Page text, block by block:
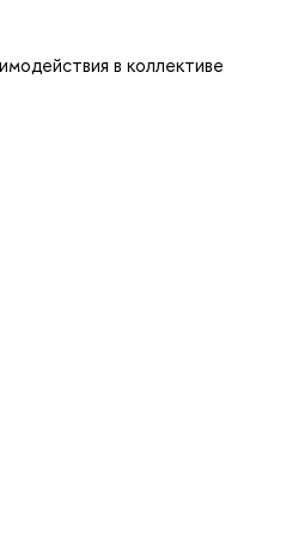
в коллективе